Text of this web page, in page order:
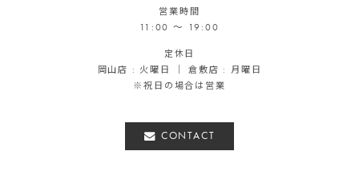
営業時間
11:00 ～ 19:00
定休日
岡山店 : 火曜日 ｜ 倉敷店 : 月曜日
※祝日の場合は営業
CONTACT